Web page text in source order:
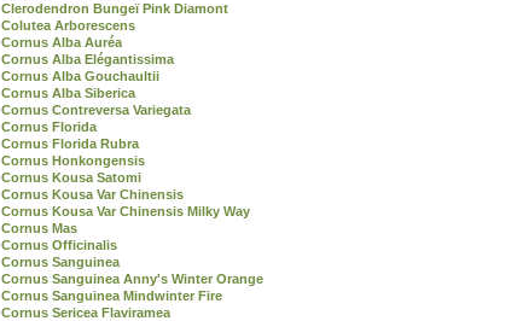
Clerodendron Bungeï Pink Diamont
Colutea Arborescens
Cornus Alba Auréa
Cornus Alba Elégantissima
Cornus Alba Gouchaultii
Cornus Alba Siberica
Cornus Contreversa Variegata
Cornus Florida
Cornus Florida Rubra
Cornus Honkongensis
Cornus Kousa Satomi
Cornus Kousa Var Chinensis
Cornus Kousa Var Chinensis Milky Way
Cornus Mas
Cornus Officinalis
Cornus Sanguinea
Cornus Sanguinea Anny's Winter Orange
Cornus Sanguinea Mindwinter Fire
Cornus Sericea Flaviramea